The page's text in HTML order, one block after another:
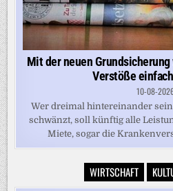
Mit der neuen
Verstöße
10-08-
Wer dreimal hintereinander
schwänzt, soll künftig alle
Miete, sogar die
WIRTSCHAFT